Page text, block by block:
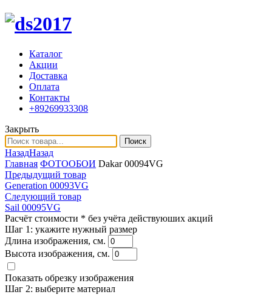
Каталог
Акции
Доставка
Оплата
Контакты
+89269933308
Закрыть
Поиск
НазадНазад
Главная ФОТООБОИ Dakar 00094VG
Предыдущий товар
Generation 00093VG
Следующий товар
Sail 00095VG
Расчёт стоимости * без учёта действуюших акций
Шаг 1: укажите нужный размер
Длина изображения, см.
Высота изображения, см.
Показать обрезку изображения
Шаг 2: выберите материал